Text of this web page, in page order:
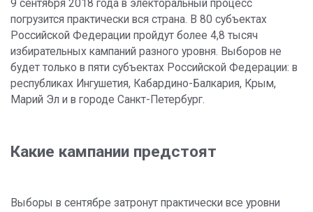
9 сентября 2018 года в электоральный процесс
погрузится практически вся страна. В 80 субъектах
Российской Федерации пройдут более 4,8 тысяч
избирательных кампаний разного уровня. Выборов не
будет только в пяти субъектах Российской Федерации: в
республиках Ингушетия, Кабардино-Балкария, Крым,
Марий Эл и в городе Санкт-Петербург.
Какие кампании предстоят
Выборы в сентябре затронут практически все уровни